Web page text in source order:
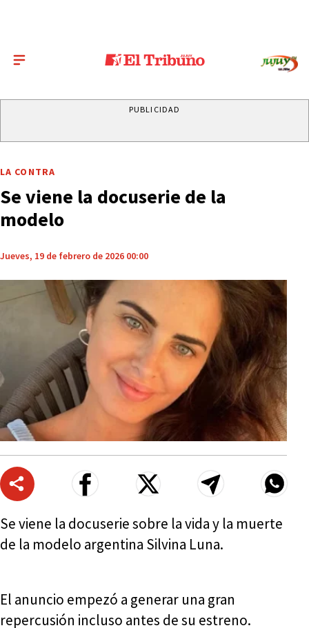
PUBLICIDAD
LA CONTRA
Se viene la docuserie de la
modelo
Jueves, 19 de febrero de 2026 00:00
Se viene la docuserie sobre la vida y la muerte
de la modelo argentina Silvina Luna.
El anuncio empezó a generar una gran
repercusión incluso antes de su estreno.